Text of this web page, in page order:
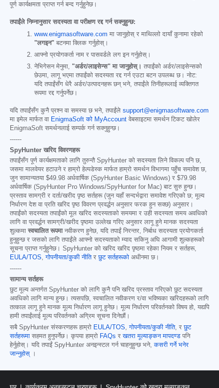
पूर्ण कार्यक्षमता प्राप्त गर्न बन्द गर्नुहुनेछ।
तपाईंले निम्नानुसार सदस्यता वा परीक्षण रद्द गर्न सक्नुहुन्छ:
www.enigmasoftware.com मा जानुहोस् र माथिल्लो दायाँ कुनामा रहेको
"लगइन" बटनमा क्लिक गर्नुहोस्।
आफ्नो प्रयोगकर्ता नाम र पासवर्डले लग इन गर्नुहोस्।
नेभिगेसन मेनुमा, "अर्डर/लाइसेन्स" मा जानुहोस्। तपाईंको अर्डर/लाइसेन्सको
छेउमा, लागू भएमा तपाईंको सदस्यता रद्द गर्न एउटा बटन उपलब्ध छ। नोट:
यदि तपाईंसँग धेरै अर्डर/उत्पादनहरू छन् भने, तपाईंले तिनीहरूलाई व्यक्तिगत
रूपमा रद्द गर्नुपर्नेछ।
यदि तपाईंसँग कुनै प्रश्न वा समस्या छ भने, तपाईंले support@enigmasoftware.com
मा इमेल मार्फत वा EnigmaSoft को MyAccount वेबसाइटमा समर्थन टिकट खोलेर
EnigmaSoft समर्थनलाई सम्पर्क गर्न सक्नुहुन्छ।
------
SpyHunter खरिद विवरणहरू
तपाईंसँग पूर्ण कार्यक्षमताको लागि तुरुन्तै SpyHunter को सदस्यता लिने विकल्प पनि छ,
जसमा मालवेयर हटाउने र हाम्रो हेल्पडेस्क मार्फत हाम्रो समर्थन विभागमा पहुँच समावेश छ,
जुन सामान्यतया $49.98 अर्धवार्षिक (SpyHunter Basic Windows) र $79.98
अर्धवार्षिक (SpyHunter Pro Windows/SpyHunter for Mac) बाट सुरु हुन्छ।
प्रस्ताव सामग्री र दर्ता/खरीद पृष्ठ सर्तहरू (जुन यहाँ सन्दर्भद्वारा समावेश गरिएको छ; मूल्य
निर्धारण देश वा प्रति खरिद पृष्ठ विवरण प्रवर्द्धन अनुसार फरक हुन सक्छ) अनुसार।
तपाईंको सदस्यता तपाईंको मूल खरिद सदस्यताको समयमा र उही सदस्यता समय अवधिको
लागि वा प्रवर्द्धन सामग्री/खरीद पृष्ठमा उल्लेख गरिए अनुसार लागू हुने मानक सदस्यता
शुल्कमा स्वचालित रूपमानवीकरण हुनेछ, यदि तपाईं निरन्तर, निर्बाध सदस्यता प्रयोगकर्ता
हुनुहुन्छ र जसको लागि तपाईंले आफ्नो सदस्यताको म्याद सकिनु अघि आगामी शुल्कहरूको
सूचना प्राप्त गर्नुहुनेछ। SpyHunter को खरिद खरिद पृष्ठमा रहेका नियम र सर्तहरू,
EULA/TOS,गोपनीयता/कुकी नीतिरछुट सर्तहरूको अधीनमा छ।
------
सामान्य सर्तहरू
छुट मूल्य अन्तर्गत SpyHunter को लागि कुनै पनि खरिद प्रस्ताव गरिएको छुट सदस्यता
अवधिको लागि मान्य हुन्छ। त्यसपछि, स्वचालित नवीकरण र/वा भविष्यका खरिदहरूको लागि
तत्काल लागू हुने मानक मूल्य निर्धारण लागू हुनेछ। मूल्य निर्धारण परिवर्तनको विषय हो, यद्यपि
हामी तपाईंलाई मूल्य परिवर्तनको अग्रिम सूचना दिनेछौं।
सबै SpyHunter संस्करणहरू हाम्रो EULA/TOS,गोपनीयता/कुकी नीति, रछुट
सर्तहरूमा सहमत हुनुपर्नेछ। कृपया हाम्रो FAQs रखतरा मूल्याङ्कन मापदण्ड पनि
हेर्नुहोस्। यदि तपाईं SpyHunter अनइन्स्टल गर्न चाहनुहुन्छ भने,कसरी गर्ने भनेर
जान्नुहोस् ।